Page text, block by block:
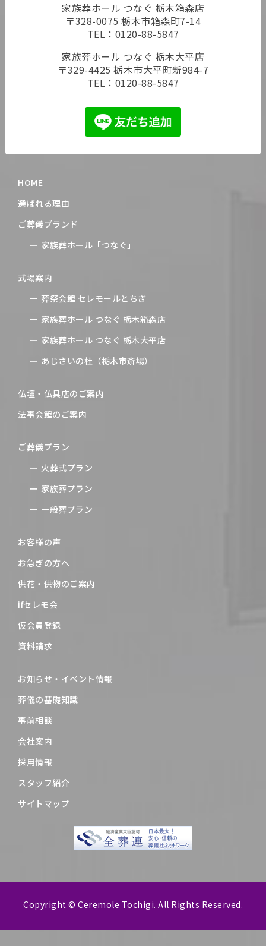
家族葬ホール つなぐ 栃木箱森店
〒328-0075 栃木市箱森町7-14
TEL： 0120-88-5847
家族葬ホール つなぐ 栃木大平店
〒329-4425 栃木市大平町新984-7
TEL： 0120-88-5847
HOME
選ばれる理由
ご葬儀ブランド
家族葬ホール「つなぐ」
式場案内
葬祭会館 セレモールとちぎ
家族葬ホール つなぐ 栃木箱森店
家族葬ホール つなぐ 栃木大平店
あじさいの杜（栃木市斎場）
仏壇・仏具店のご案内
法事会館のご案内
ご葬儀プラン
火葬式プラン
家族葬プラン
一般葬プラン
お客様の声
お急ぎの方へ
供花・供物のご案内
ifセレモ会
仮会員登録
資料請求
お知らせ・イベント情報
葬儀の基礎知識
事前相談
会社案内
採用情報
スタッフ紹介
サイトマップ
Copyright © Ceremole Tochigi. All Rights Reserved.